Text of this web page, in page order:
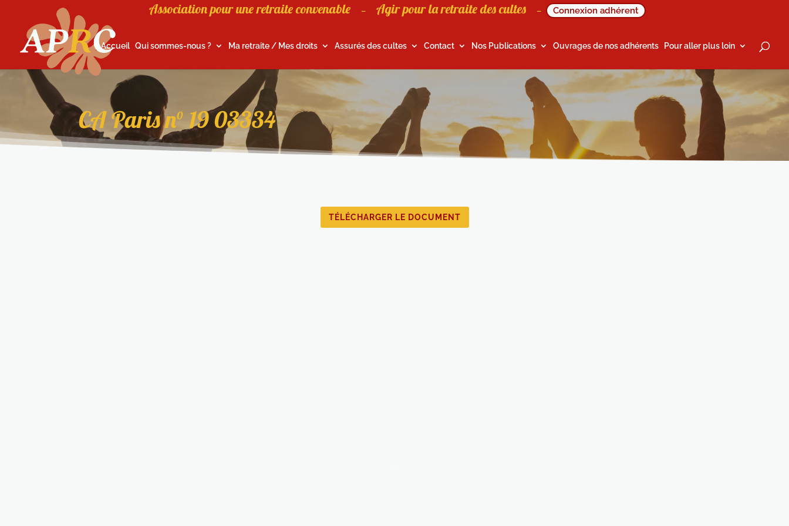
Association pour une retraite convenable – Agir pour la retraite des cultes – Connexion adhérent
Accueil Qui sommes-nous ? Ma retraite / Mes droits Assurés des cultes Contact Nos Publications Ouvrages de nos adhérents Pour aller plus loin
CA Paris n° 19 03334
TÉLÉCHARGER LE DOCUMENT